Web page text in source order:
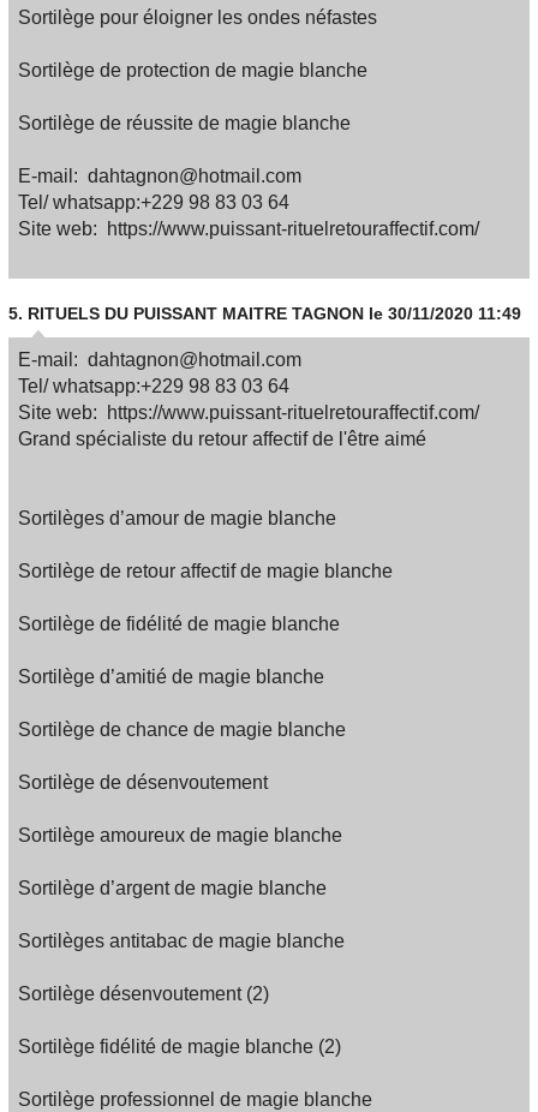
Sortilège pour éloigner les ondes néfastes
Sortilège de protection de magie blanche
Sortilège de réussite de magie blanche
E-mail: dahtagnon@hotmail.com
Tel/ whatsapp:+229 98 83 03 64
Site web: https://www.puissant-rituelretouraffectif.com/
5. RITUELS DU PUISSANT MAITRE TAGNON le 30/11/2020 11:49
E-mail: dahtagnon@hotmail.com
Tel/ whatsapp:+229 98 83 03 64
Site web: https://www.puissant-rituelretouraffectif.com/
Grand spécialiste du retour affectif de l'être aimé
Sortilèges d’amour de magie blanche
Sortilège de retour affectif de magie blanche
Sortilège de fidélité de magie blanche
Sortilège d’amitié de magie blanche
Sortilège de chance de magie blanche
Sortilège de désenvoutement
Sortilège amoureux de magie blanche
Sortilège d’argent de magie blanche
Sortilèges antitabac de magie blanche
Sortilège désenvoutement (2)
Sortilège fidélité de magie blanche (2)
Sortilège professionnel de magie blanche